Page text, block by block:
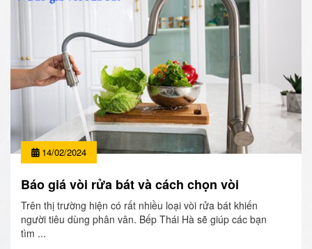
14/02/2024
Báo giá vòi rửa bát và cách chọn vòi
Trên thị trường hiện có rất nhiều loại vòi rửa bát khiến
người tiêu dùng phân vân. Bếp Thái Hà sẽ giúp các bạn
tìm ...